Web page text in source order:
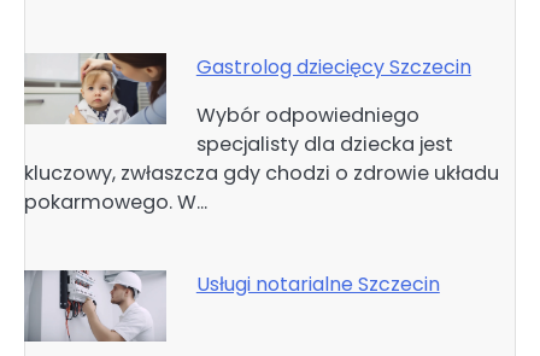
Gastrolog dziecięcy Szczecin
Wybór odpowiedniego
specjalisty dla dziecka jest
kluczowy, zwłaszcza gdy chodzi o zdrowie układu
pokarmowego. W…
Usługi notarialne Szczecin